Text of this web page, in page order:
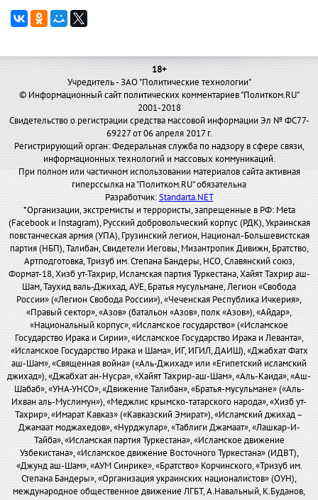
18+
Учредитель - ЗАО "Политические технологии"
© Информационный сайт политических комментариев "Политком.RU"
2001-2018
Свидетельство о регистрации средства массовой информации Эл № ФС77-
69227 от 06 апреля 2017 г.
Регистрирующий орган: Федеральная служба по надзору в сфере связи,
информационных технологий и массовых коммуникаций.
При полном или частичном использовании материалов сайта активная
гиперссылка на "Политком.RU" обязательна
Разработчик:Standarta.NET
*Организации, экстремисты и террористы, запрещенные в РФ: Meta
(Facebook и Instagram), Русский добровольческий корпус (РДК), Украинская
повстанческая армия (УПА), Грузинский легион, Национал-Большевистская
партия (НБП), Талибан, Свидетели Иеговы, Мизантропик Дивижн, Братство,
Артподготовка, Тризуб им. Степана Бандеры, НСО, Славянский союз,
Формат-18, Хизб ут-Тахрир, Исламская партия Туркестана, Хайят Тахрир аш-
Шам, Таухид валь-Джихад, АУЕ, Братья мусульмане, Легион «Свобода
России» («Легион Свобода России»), «Чеченская Республика Ичкерия»,
«Правый сектор», «Азов» (батальон «Азов», полк «Азов»), «Айдар»,
«Национальный корпус», «Исламское государство» («Исламское
Государство Ирака и Сирии», «Исламское Государство Ирака и Леванта»,
«Исламское Государство Ирака и Шама», ИГ, ИГИЛ, ДАИШ), «Джабхат Фатх
аш-Шам», «Священная война» («Аль-Джихад» или «Египетский исламский
джихад»), «Джабхат ан-Нусра», «Хайят Тахрир-аш-Шам», «Аль-Каида», «Аш-
Шабаб», «УНА-УНСО», «Движение Талибан», «Братья-мусульмане» («Аль-
Ихван аль-Муслимун»), «Меджлис крымско-татарского народа», «Хизб ут-
Тахрир», «Имарат Кавказ» («Кавказский Эмират»), «Исламский джихад –
Джамаат моджахедов», «Нурджулар», «Таблиги Джамаат», «Лашкар-И-
Тайба», «Исламская партия Туркестана», «Исламское движение
Узбекистана», «Исламское движение Восточного Туркестана» (ИДВТ),
«Джунд аш-Шам», «АУМ Синрике», «Братство» Корчинского, «Тризуб им.
Степана Бандеры», «Организация украинских националистов» (ОУН),
международное общественное движение ЛГБТ, А.Навальный, К.Буданов,